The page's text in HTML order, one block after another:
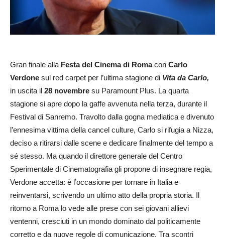
Gran finale alla Festa del Cinema di Romacon Carlo
Verdone sul red carpet per l’ultima stagione di Vita da Carlo,
in uscita il 28 novembre su Paramount Plus. La quarta
stagione si apre dopo la gaffe avvenuta nella terza, durante il
Festival di Sanremo. Travolto dalla gogna mediatica e divenuto
l’ennesima vittima della cancel culture, Carlo si rifugia a Nizza,
deciso a ritirarsi dalle scene e dedicare finalmente del tempo a
sé stesso. Ma quando il direttore generale del Centro
Sperimentale di Cinematografia gli propone di insegnare regia,
Verdone accetta: è l’occasione per tornare in Italia e
reinventarsi, scrivendo un ultimo atto della propria storia. Il
ritorno a Roma lo vede alle prese con sei giovani allievi
ventenni, cresciuti in un mondo dominato dal politicamente
corretto e da nuove regole di comunicazione. Tra scontri